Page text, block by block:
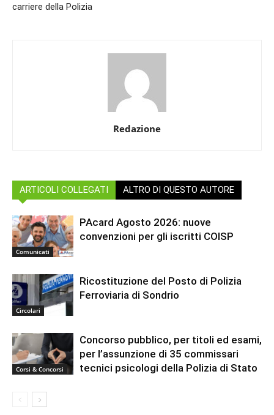
carriere della Polizia
Redazione
ARTICOLI COLLEGATI ALTRO DI QUESTO AUTORE
Comunicati
PAcard Agosto 2026: nuove
convenzioni per gli iscritti COISP
Circolari
Ricostituzione del Posto di Polizia
Ferroviaria di Sondrio
Corsi & Concorsi
Concorso pubblico, per titoli ed esami,
per l’assunzione di 35 commissari
tecnici psicologi della Polizia di Stato